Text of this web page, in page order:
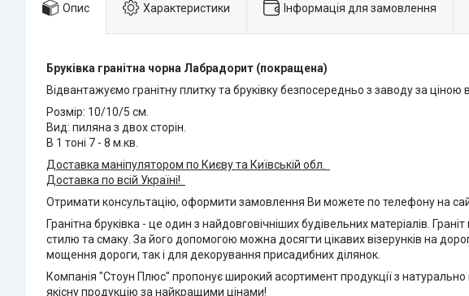
Опис Характеристики Інформація для замовлення
Бруківка гранітна чорна Лабрадорит (покращена)
Відвантажуємо гранітну плитку та бруківку безпосередньо з заводу за
Розмір: 10/10/5 см.
Вид: пиляна з двох сторін.
В 1 тоні 7 - 8 м.кв.
Доставка маніпулятором по Києву та Київській обл.
Доставка по всій Україні!
Отримати консультацію, оформити замовлення Ви можете по телефону на
Гранітна бруківка - це один з найдовговічніших будівельних матеріалів.
стилю та смаку. За його допомогою можна досягти цікавих візерунків на
мощення дороги, так і для декорування присадибних ділянок.
Компанія "Стоун Плюс" пропонує широкий асортимент продукції з
якісну продукцію за найкращими цінами!